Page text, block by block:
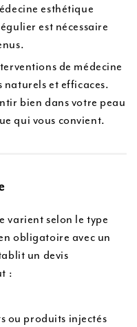
esthétique
est nécessaire
de médecine
naturels et efficaces.
bien dans votre peau
qui vous convient.
varient selon le type
obligatoire avec un
un devis
:
ou produits injectés